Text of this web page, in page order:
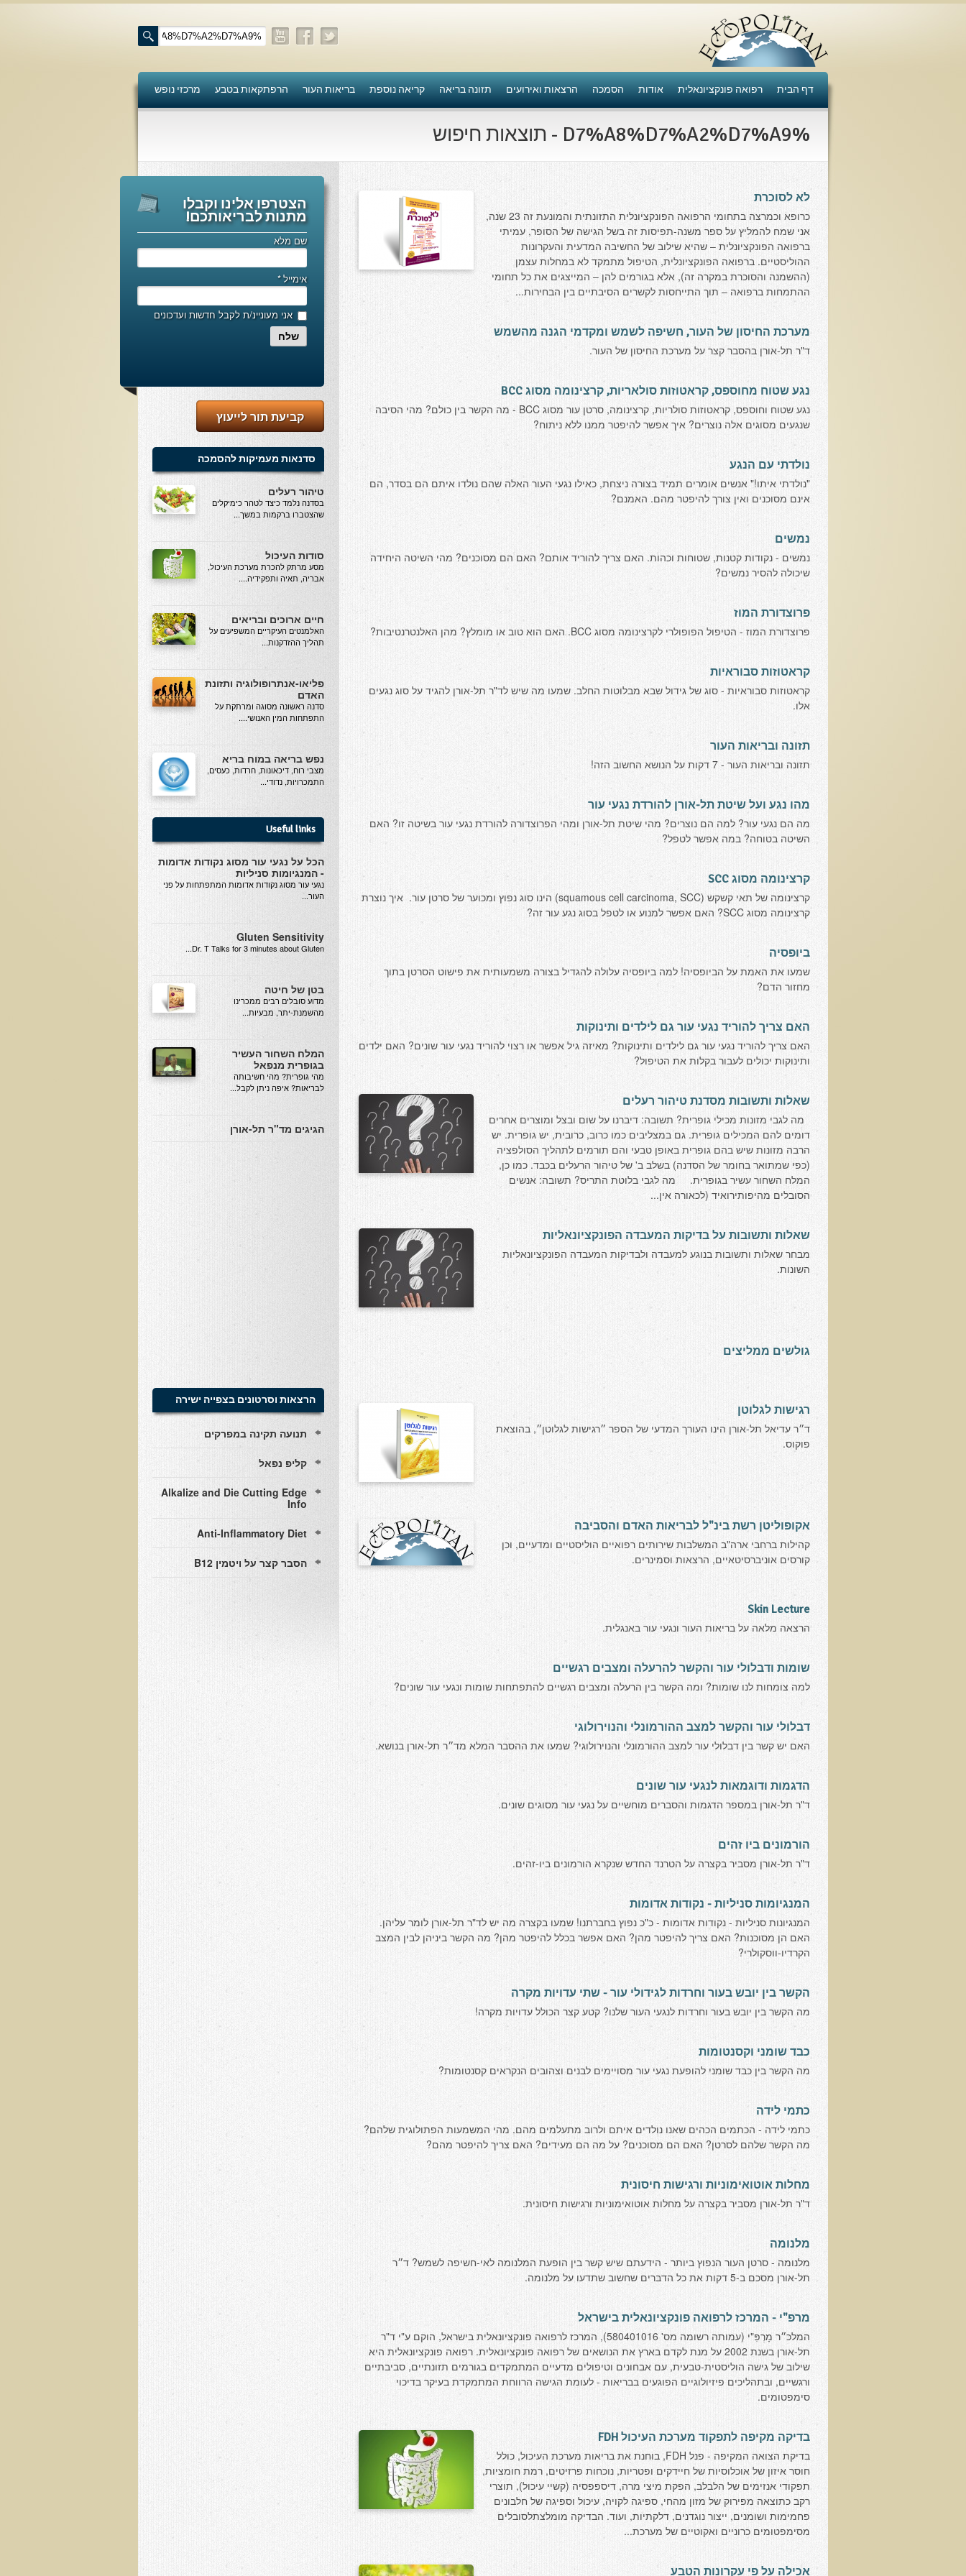
דף הבית רפואה פונקציונאלית אודות הסמכה הרצאות ואירועים תזונה בריאה קריאה נוספת בריאות העור הרפתקאות בטבע מרכזי נופש
%D7%A8%D7%A2%D7%A9 - תוצאות חיפוש
לא לסוכרת
כרופא וכמרצה בתחומי הרפואה הפונקציונלית התזונתית והמונעת זה 23 שנה,
אני שמח להמליץ על ספר משנה-תפיסות זה בשל הגישה של הסופר, עמיתי
ברפואה הפונקציונלית – שהיא שילוב של החשיבה המדעית והעקרונות
ההוליסטיים. ברפואה הפונקציונלית, הטיפול מתמקד לא במחלות עצמן
(ההשמנה והסוכרת במקרה זה), אלא בגורמים להן – המייצגים את כל תחומי
ההתמחות ברפואה – תוך התייחסות לקשרים הסיבתיים בין הבחירות...
מערכת החיסון של העור, חשיפה לשמש ומקדמי הגנה מהשמש
ד"ר תל-אורן בהסבר קצר על מערכת החיסון של העור.
נגע שטוח מחוספס, קראטוזות סולאריות, קרצינומה מסוג BCC
נגע שטוח וחוספס, קראטוזות סולריות, קרצינומה, סרטן עור מסוג BCC - מה הקשר בין כולם? מהי הסיבה
שנגעים מסוגים אלה נוצרים? איך אפשר להיפטר ממנו ללא ניתוח?
נולדתי עם הנגע
"נולדתי איתו!" אנשים אומרים תמיד בצורה ניצחת, כאילו נגעי העור האלה שהם נולדו איתם הם בסדר, הם
אינם מסוכנים ואין צורך להיפטר מהם. האמנם?
נמשים
נמשים - נקודות קטנות, שטוחות וכהות. האם צריך להוריד אותם? האם הם מסוכנים? מהי השיטה היחידה
שיכולה להסיר נמשים?
פרוצדורת המוז
פרוצדורת המוז - הטיפול הפופולרי לקרצינומה מסוג BCC. האם הוא טוב או מומלץ? מהן האלנטרנטיבות?
קראטוזות סבוראיות
קראטוזות סבוראיות - סוג של גידול שבא מבלוטות החלב. שמעו מה שיש לד"ר תל-אורן להגיד על סוג נגעים
אלו.
תזונה ובריאות העור
תזונה ובריאות העור - 7 דקות על הנושא החשוב הזה!
מהו נגע ועל שיטת תל-אורן להורדת נגעי עור
מה הם נגעי עור? למה הם נוצרים? מהי שיטת תל-אורן ומהי הפרוצדורה להורדת נגעי עור בשיטה זו? האם
השיטה בטוחה? במה אפשר לטפל?
קרצינומה מסוג SCC
קרצינומה של תאי קשקש (squamous cell carcinoma, SCC) הינו סוג נפוץ ומכוער של סרטן עור. איך נוצרת
קרצינומה מסוג SCC? האם אפשר למנוע או לטפל בסוג נגע עור זה?
ביופסיה
שמעו את האמת על הביופסיה! למה ביופסיה עלולה להגדיל בצורה משמעותית את פישוט הסרטן בתוך
מחזור הדם?
האם צריך להוריד נגעי עור גם לילדים ותינוקות
האם צריך להוריד נגעי עור גם לילדים ותינוקות? מאיזה גיל אפשר או רצוי להוריד נגעי עור שונים? האם ילדים
ותינוקות יכולים לעבור בקלות את הטיפול?
שאלות ותשובות מסדנת טיהור רעלים
מה לגבי מזונות מכילי גופרית? תשובה: דיברנו על שום ובצל ומוצרים אחרים
דומים להם המכילים גופרית. גם במצליבים כמו כרוב, כרובית, יש גופרית. יש
הרבה מזונות שיש בהם גופרית באופן טבעי והם תורמים לתהליך הסולפציה
(כפי שמתואר בחומר של הסדנה) בשלב ב' של טיהור הרעלים בכבד. כמו כן,
המלח השחור עשיר בגופרית. מה לגבי בלוטת התריס? תשובה: אנשים
הסובלים מהיפותירואיד (לכאורה אין...
שאלות ותשובות על בדיקות המעבדה הפונקציונאליות
מבחר שאלות ותשובות בנוגע למעבדה ולבדיקות המעבדה הפונקציונאליות
השונות.
גולשים ממליצים
רגישות לגלוטן
ד״ר עדיאל תל-אורן הינו העורך המדעי של הספר ״רגישות לגלוטן״, בהוצאת
פוקוס.
אקופוליטן רשת בינ"ל לבריאות האדם והסביבה
קהילות ברחבי ארה"ב המשלבות שירותים רפואיים הוליסטיים ומדעיים, וכן
קורסים אוניברסיטאיים, הרצאות וסמינרים.
Skin Lecture
הרצאה מלאה על בריאות העור ונגעי עור באנגלית.
שומות ודבלולי עור והקשר להרעלה ומצבים רגשיים
למה צומחות לנו שומות? ומה הקשר בין הרעלה ומצבים רגשיים להתפתחות שומות ונגעי עור שונים?
דבלולי עור והקשר למצב ההורמונלי והנוירולוגי
האם יש קשר בין דבלולי עור למצב ההורמונלי והנוירולוגי? שמעו את ההסבר המלא מד״ר תל-אורן בנושא.
הדגמות ודוגמאות לנגעי עור שונים
ד"ר תל-אורן במספר הדגמות והסברים מוחשיים על נגעי עור מסוגים שונים.
הורמונים ביו זהים
ד"ר תל-אורן מסביר בקצרה על הטרנד החדש שנקרא הורמונים ביו-זהים.
המנגיומות סניליות - נקודות אדומות
המנגיונות סניליות - נקודות אדומות - כ"כ נפוץ בחברתנו! שמעו בקצרה מה יש לד"ר תל-אורן לומר עליהן.
האם הן מסוכנות? האם צריך להיפטר מהן? האם אפשר בכלל להיפטר מהן? מה הקשר ביניהן לבין המצב
הקרדיו-ווסקולרי?
הקשר בין יובש בעור וחרדות לגידולי עור - שתי עדויות מקרה
מה הקשר בין יובש בעור וחרדות לנגעי העור שלנו? קטע קצר הכולל עדויות מקרה!
כבד שומני וקסנטומות
מה הקשר בין כבד שומני להופעת נגעי עור מסויימים לבנים וצהובים הנקראים קסנטומות?
כתמי לידה
כתמי לידה - הכתמים הכהים שאנו נולדים איתם ולרוב מתעלמים מהם. מהי המשמעות הפתולוגית שלהם?
מה הקשר שלהם לסרטן? האם הם מסוכנים? על מה הם מעידים? האם צריך להיפטר מהם?
מחלות אוטואימוניות ורגישות חיסונית
ד"ר תל-אורן מסביר בקצרה על מחלות אוטואימוניות ורגישות חיסונית.
מלנומה
מלנומה - סרטן העור הנפוץ ביותר - הידעתם שיש קשר בין הופעת המלנומה לאי-חשיפה לשמש? ד״ר
תל-אורן מסכם ב-5 דקות את כל הדברים שחשוב שתדעו על מלנומה.
מרפ"י - המרכז לרפואה פונקציונאלית בישראל
המלכ״ר מָרְפִּ"י (עמותה רשומה מס' 580401016), המרכז לרפואה פונקציונאלית בישראל, הוקם ע"י ד"ר
תל-אורן בשנת 2002 על מנת לקדם בארץ את הנושאים של רפואה פונקציונאלית. רפואה פונקציונאלית היא
שילוב של גישה הוליסטית-טבעית, עם אבחונים וטיפולים מדעיים המתמקדים בגורמים תזונתיים, סביבתיים
ורגשיים, ובתהליכים פיזיולוגיים הפוגעים בבריאות - לעומת הגישה הרווחת המתמקדת בעיקר בדיכוי
סימפטומים.
בדיקה מקיפה לתפקוד מערכת העיכול FDH
בדיקת הצואה המקיפה - פנל FDH, בוחנת את בריאות מערכת העיכול, כולל
חוסר איזון של אוכלוסיות של חיידקים ופטריות, נוכחות פרזיטים, רמת חומציות,
תפקודי אנזימים של הלבלב, הפקת מיצי מרה, דיספפסיה (קשיי עיכול), תוצרי
רקב כתוצאה מפירוק של מזון מהחי, ספיגה לקויה, עיכול וספיגה של חלבונים
פחמימות ושומנים, ייצור נוגדנים, דלקתיות, ועוד. הבדיקה מומלצתלסובלים
מסימפטומים כרוניים ואקוטיים של מערכת...
אכילה על פי עקרונות הטבע
הצטרפו אלינו וקבלו
מתנות לבריאותכם!
שם מלא
אימייל*
אני מעוניינ/ת לקבל חדשות ועדכונים
שלח
קביעת תור לייעוץ
סדנאות מעמיקות להסמכה
טיהור רעלים
בסדנה נלמד כיצד לטהר כימיקלים
שהצטברו ברקמות במשך...
סודות העיכול
מסע מרתק להכרת מערכת העיכול,
אבריה, תאיה ותפקידיה....
חיים ארוכים ובריאים
האלמנטים העיקריים המשפיעים על
תהליך ההזדקנות...
פליאו-אנתרופולוגיה ותזונת
האדם
סדנה ראשונה מסוגה ומרתקת על
התפתחות המין האנושי....
נפש בריאה במוח בריא
מצבי רוח, דיכאונות, חרדות, כעסים,
התמכרויות, נדודי...
Useful links
הכל על נגעי עור מסוג נקודות אדומות
- המנגיומות סניליות
נגעי עור מסוג נקודות אדומות המתפתחות על פני
העור...
Gluten Sensitivity
Dr. T Talks for 3 minutes about Gluten...
בטן של חיטה
​מדוע סובלים רבים ממכרינו
מהשמנת-יתר, מבעיות...
המלח השחור העשיר
בגופרית מנפאל
מהי גופרית? מהי חשיבותה
לבריאות? איפה ניתן לקבל...
הגיגים מד"ר תל-אורן
הרצאות וסרטונים בצפייה ישירה
תנועה תקינה במפרקים
קליפ נפאל
Alkalize and Die Cutting Edge
Info
Anti-Inflammatory Diet
הסבר קצר על ויטמין B12